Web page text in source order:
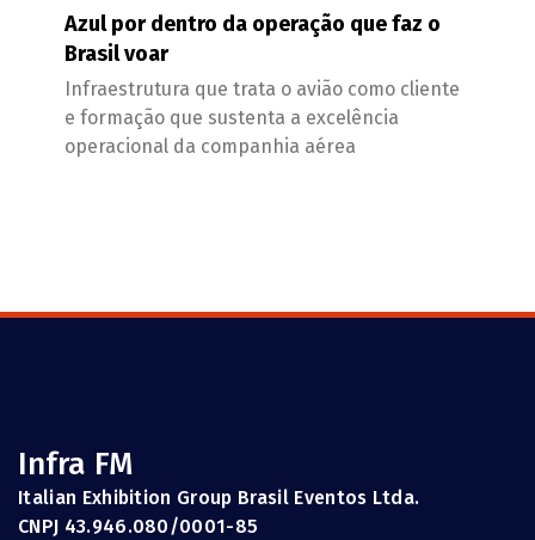
Azul por dentro da operação que faz o
Brasil voar
Infraestrutura que trata o avião como cliente
e formação que sustenta a excelência
operacional da companhia aérea
Infra FM
Italian Exhibition Group Brasil Eventos Ltda.
CNPJ 43.946.080/0001-85